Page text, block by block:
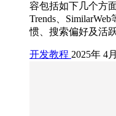
容包括如下几个方
Trends、
惯、搜索偏好及活
开发教程 2025年 4